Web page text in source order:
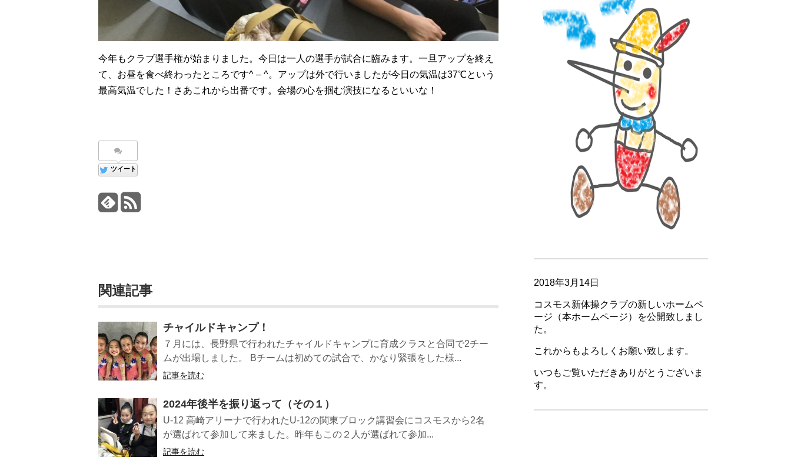
今年もクラブ選手権が始まりました。今日は一人の選手が試合に臨みます。一旦アップを終え
て、お昼を食べ終わったところです^ – ^。アップは外で行いましたが今日の気温は37℃という
最高気温でした！さあこれから出番です。会場の心を掴む演技になるといいな！
ツイート
関連記事
チャイルドキャンプ！
７月には、長野県で行われたチャイルドキャンプに育成クラスと合同で2チー
ムが出場しました。 Bチームは初めての試合で、かなり緊張をした様...
記事を読む
2024年後半を振り返って（その１）
U-12 高崎アリーナで行われたU-12の関東ブロック講習会にコスモスから2名
が選ばれて参加して来ました。昨年もこの２人が選ばれて参加...
記事を読む
2018年3月14日
コスモス新体操クラブの新しいホームペ
ージ（本ホームページ）を公開致しまし
た。
これからもよろしくお願い致します。
いつもご覧いただきありがとうございま
す。